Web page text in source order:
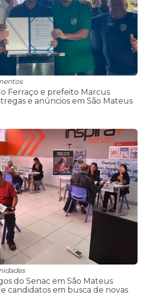
Ferraço e prefeito Marcus
e anúncios em São Mateus
do Senac em São Mateus
candidatos em busca de novas